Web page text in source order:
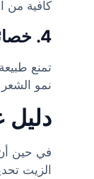
كافية من
4.
تمنع
نمو
دليل
في حين